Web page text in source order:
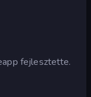
fejlesztette.